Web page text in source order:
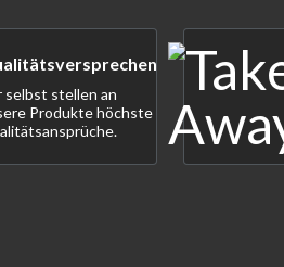
selbst stellen an
Produkte höchste